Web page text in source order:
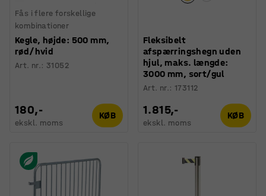
Fås i flere forskellige
kombinationer
Kegle, højde: 500 mm,
rød/hvid
Art. nr.: 31052
180,-
ekskl. moms
KØB
Fleksibelt
afspærringshegn uden
hjul, maks. længde:
3000 mm, sort/gul
Art. nr.:173112
1.815,-
ekskl. moms
KØB